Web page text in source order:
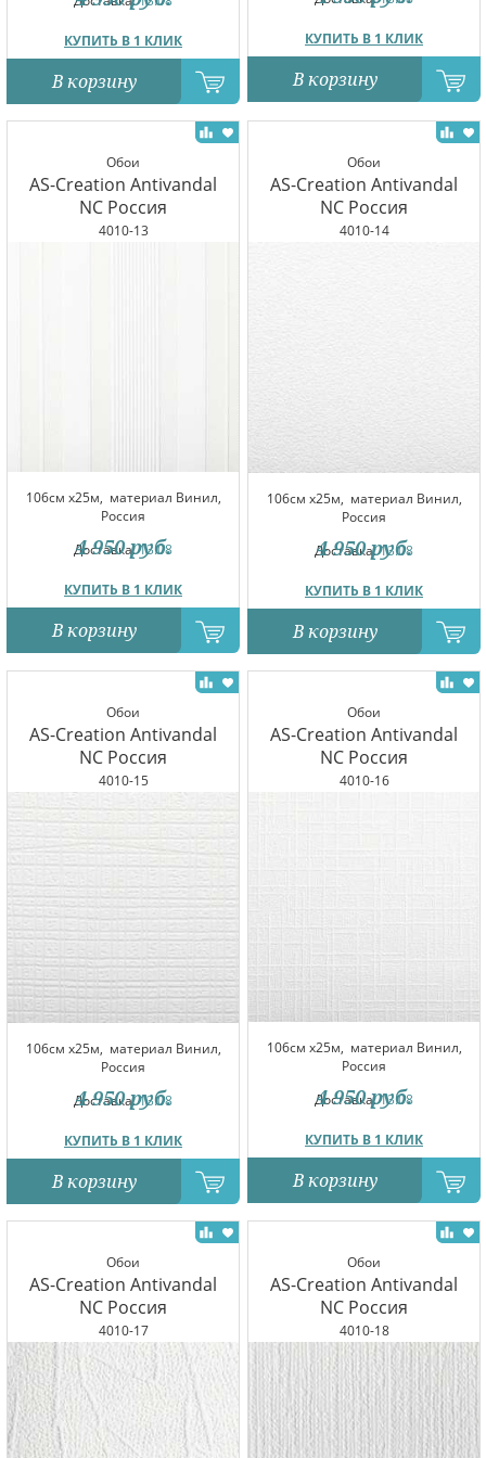
КУПИТЬ В 1 КЛИК
В корзину
КУПИТЬ В 1 КЛИК
В корзину
Обои
AS-Creation Antivandal
NC Россия
4010-13
106см x25м, материал Винил,
Россия
Доставка:13.08
КУПИТЬ В 1 КЛИК
4 950 руб.
В корзину
Обои
AS-Creation Antivandal
NC Россия
4010-14
106см x25м, материал Винил,
Россия
Доставка:13.08
КУПИТЬ В 1 КЛИК
4 950 руб.
В корзину
Обои
AS-Creation Antivandal
NC Россия
4010-15
106см x25м, материал Винил,
Россия
Доставка:13.08
КУПИТЬ В 1 КЛИК
4 950 руб.
В корзину
Обои
AS-Creation Antivandal
NC Россия
4010-16
106см x25м, материал Винил,
Россия
Доставка:13.08
КУПИТЬ В 1 КЛИК
4 950 руб.
В корзину
Обои
AS-Creation Antivandal
NC Россия
4010-17
Обои
AS-Creation Antivandal
NC Россия
4010-18